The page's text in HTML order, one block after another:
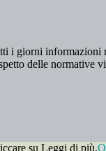
i giorni informazioni
delle normative
su Leggi di più.